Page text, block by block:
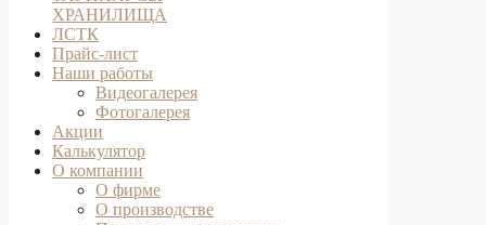
ХРАНИЛИЩА
ЛСТК
Прайс-лист
Наши работы
Видеогалерея
Фотогалерея
Акции
Калькулятор
О компании
О фирме
О производстве